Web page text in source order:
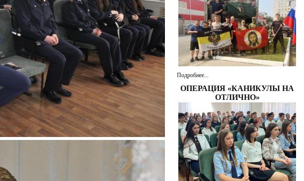
Подробнее...
ОПЕРАЦИЯ «КАНИКУЛЫ НА
ОТЛИЧНО»